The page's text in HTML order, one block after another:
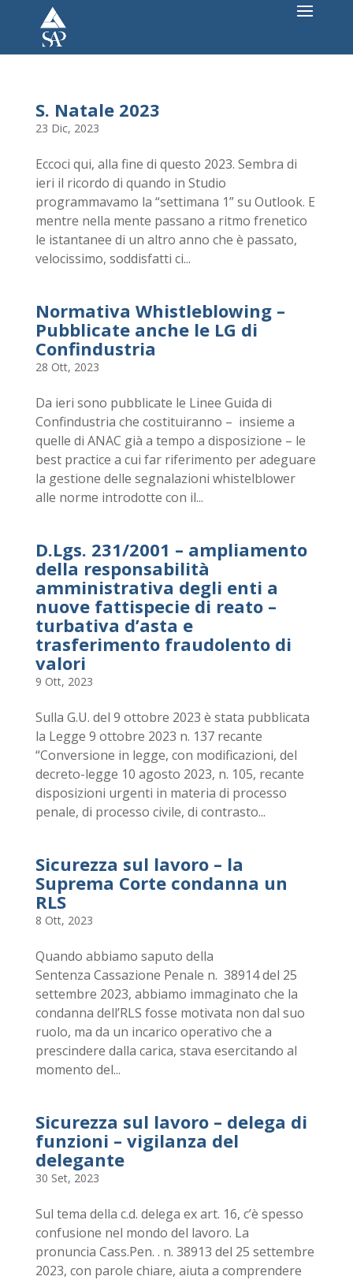
S. Natale 2023
23 Dic, 2023
Eccoci qui, alla fine di questo 2023. Sembra di
ieri il ricordo di quando in Studio
programmavamo la “settimana 1” su Outlook. E
mentre nella mente passano a ritmo frenetico
le istantanee di un altro anno che è passato,
velocissimo, soddisfatti ci...
Normativa Whistleblowing –
Pubblicate anche le LG di
Confindustria
28 Ott, 2023
Da ieri sono pubblicate le Linee Guida di
Confindustria che costituiranno – insieme a
quelle di ANAC già a tempo a disposizione – le
best practice a cui far riferimento per adeguare
la gestione delle segnalazioni whistelblower
alle norme introdotte con il...
D.Lgs. 231/2001 – ampliamento
della responsabilità
amministrativa degli enti a
nuove fattispecie di reato –
turbativa d’asta e
trasferimento fraudolento di
valori
9 Ott, 2023
Sulla G.U. del 9 ottobre 2023 è stata pubblicata
la Legge 9 ottobre 2023 n. 137 recante
“Conversione in legge, con modificazioni, del
decreto-legge 10 agosto 2023, n. 105, recante
disposizioni urgenti in materia di processo
penale, di processo civile, di contrasto...
Sicurezza sul lavoro – la
Suprema Corte condanna un
RLS
8 Ott, 2023
Quando abbiamo saputo della
Sentenza Cassazione Penale n. 38914 del 25
settembre 2023, abbiamo immaginato che la
condanna dell’RLS fosse motivata non dal suo
ruolo, ma da un incarico operativo che a
prescindere dalla carica, stava esercitando al
momento del...
Sicurezza sul lavoro – delega di
funzioni – vigilanza del
delegante
30 Set, 2023
Sul tema della c.d. delega ex art. 16, c’è spesso
confusione nel mondo del lavoro. La
pronuncia Cass.Pen. . n. 38913 del 25 settembre
2023, con parole chiare, aiuta a comprendere